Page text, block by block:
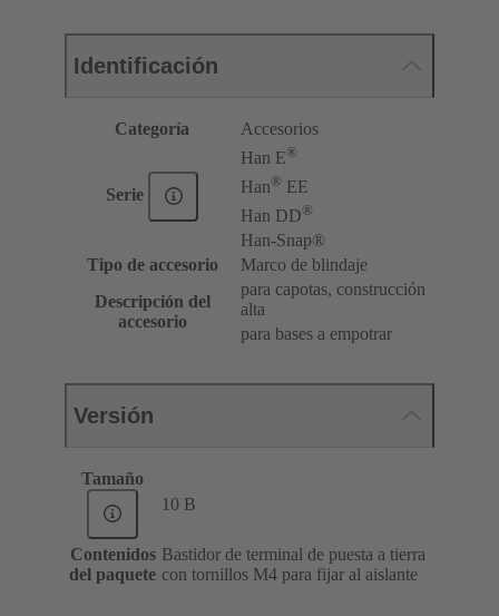
Identificación
Categoría Accesorios
Serie
Han E®
Han® EE
Han DD®
Han-Snap®
Tipo de accesorio
Marco de blindaje
Descripción del
accesorio
para capotas, construcción
alta
para bases a empotrar
Versión
Tamaño
10 B
Contenidos
del paquete
Bastidor de terminal de puesta a tierra
con tornillos M4 para fijar al aislante